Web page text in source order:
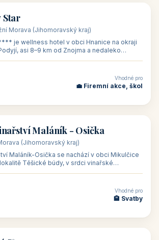
Star
Morava (Jihomoravský kraj)
je wellness hotel v obci Hnanice na okraji
asi 8–9 km od Znojma a nedaleko
Vhodné pro
💼 Firemní akce, škol
Maláník - Osička
(Jihomoravský kraj)
Maláník-Osička se nachází v obci Mikulčice
Těšické búdy, v srdci vinařské
Vhodné pro
🏨 Svatby